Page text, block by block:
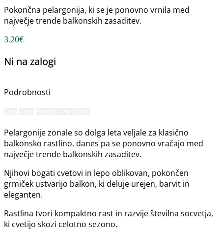
Pokončna pelargonija, ki se je ponovno vrnila med
največje trende balkonskih zasaditev.
3.20€
Ni na zalogi
Podrobnosti
Pelargonije zonale so dolga leta veljale za klasično
balkonsko rastlino, danes pa se ponovno vračajo med
največje trende balkonskih zasaditev.
Njihovi bogati cvetovi in lepo oblikovan, pokončen
grmiček ustvarijo balkon, ki deluje urejen, barvit in
eleganten.
Rastlina tvori kompaktno rast in razvije številna socvetja,
ki cvetijo skozi celotno sezono.